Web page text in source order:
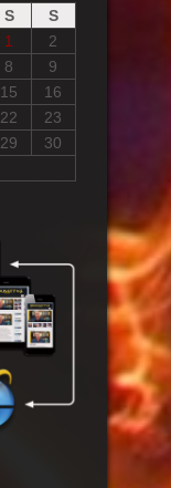
S
S
1
2
8
9
15
16
22
23
29
30